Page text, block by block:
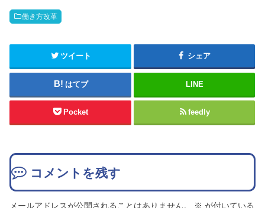
働き方改革
ツイート シェア
はてブ LINE
Pocket feedly
コメントを残す
メールアドレスが公開されることはありません。 ※ が付いている